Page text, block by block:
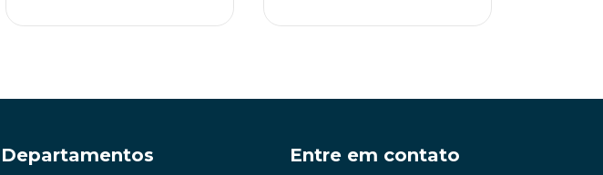
Departamentos Entre em contato